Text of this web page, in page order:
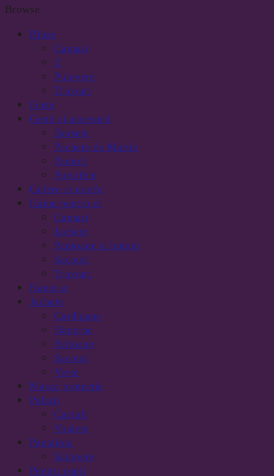
Browse
Bluze
Camasi
II
Pulovere
Tricouri
Fuste
Genti si accesorii
Borsete
Pachete de Martie
Pantofi
Portofele
Gulere si esarfe
Haine pentru el
Camasi
Jachete
Papioane si butoni
Sacouri
Tricouri
Hanorac
Jachete
Cardigane
Hanorac
Paltoane
Sacouri
Veste
Masca protectie
Palarii
Caciuli
Voalete
Pantaloni
Salopete
Pentru copii